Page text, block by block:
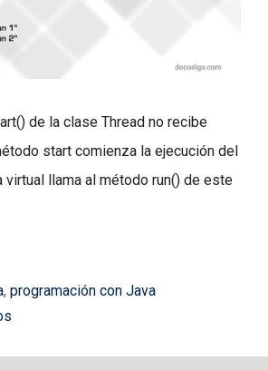
de la clase Thread no recibe
start comienza la ejecución del
virtual llama al método run() de este
, programación con Java